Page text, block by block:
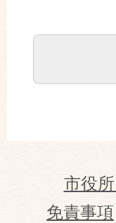
市役
免責事項